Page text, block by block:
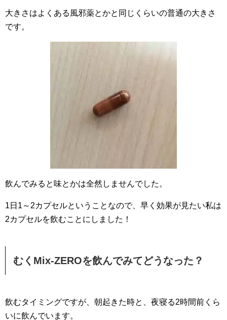
大きさはよくある風邪薬とかと同じくらいの普通の大きさ
です。
飲んでみると味とかは全然しませんでした。
1日1～2カプセルということなので、早く効果が見たい私は
2カプセルを飲むことにしました！
むくMix-ZEROを飲んでみてどうなった？
飲むタイミングですが、朝起きた時と、夜寝る2時間前くら
いに飲んでいます。